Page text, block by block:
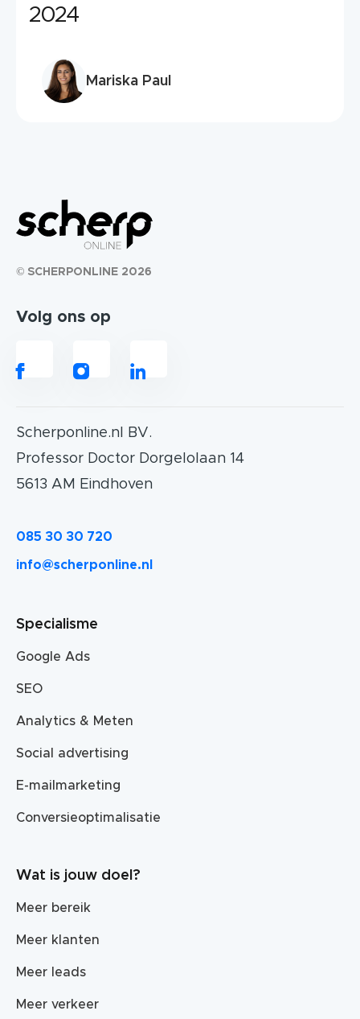
2024
Mariska Paul
© SCHERPONLINE 2026
Volg ons op
Scherponline.nl BV.
Professor Doctor Dorgelolaan 14
5613 AM Eindhoven
085 30 30 720
info@scherponline.nl
Specialisme
Google Ads
SEO
Analytics & Meten
Social advertising
E-mailmarketing
Conversieoptimalisatie
Wat is jouw doel?
Meer bereik
Meer klanten
Meer leads
Meer verkeer